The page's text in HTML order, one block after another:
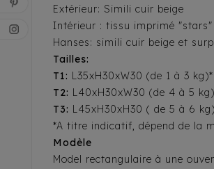
Extérieur: Simili cuir beige
Intérieur : tissu imprimé "stars"
Hanses: simili cuir beige et
Tailles:
T1: L35xH30xW30 (de 1 à 3 kg)*
T2: L40xH30xW30 (de 4 à 5 kg)
T3: L45xH30xH30 ( de 5 à 6 kg)
*A titre indicatif, dépend de la
Modèle
Model rectangulaire à une